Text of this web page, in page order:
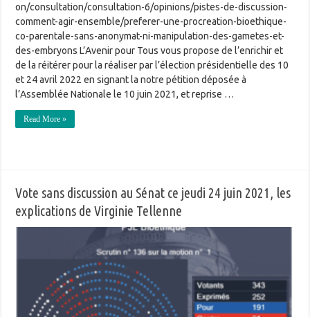
on/consultation/consultation-6/opinions/pistes-de-discussion-
comment-agir-ensemble/preferer-une-procreation-bioethique-
co-parentale-sans-anonymat-ni-manipulation-des-gametes-et-
des-embryons L’Avenir pour Tous vous propose de l’enrichir et
de la réitérer pour la réaliser par l’élection présidentielle des 10
et 24 avril 2022 en signant la notre pétition déposée à
l’Assemblée Nationale le 10 juin 2021, et reprise …
Read More »
Vote sans discussion au Sénat ce jeudi 24 juin 2021, les
explications de Virginie Tellenne